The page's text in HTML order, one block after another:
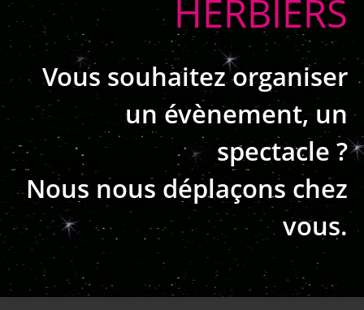
HERBIERS
Vous souhaitez organiser
un évènement, un
spectacle ?
Nous nous déplaçons chez
vous.